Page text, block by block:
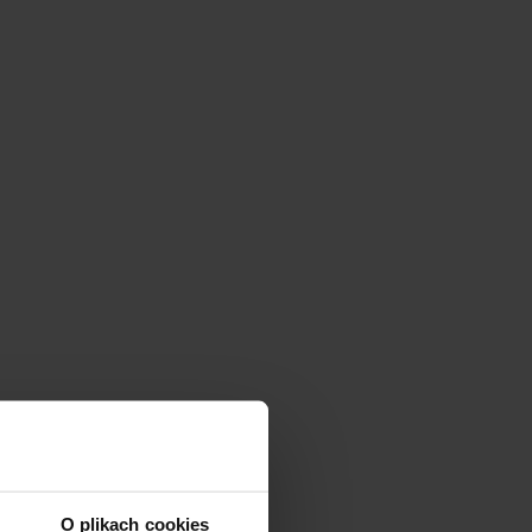
O plikach cookies